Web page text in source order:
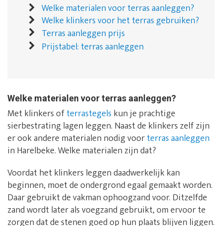
Welke materialen voor terras aanleggen?
Welke klinkers voor het terras gebruiken?
Terras aanleggen prijs
Prijstabel: terras aanleggen
Welke materialen voor terras aanleggen?
Met klinkers ofterrastegels kun je prachtige
sierbestrating lagen leggen. Naast de klinkers zelf zijn
er ook andere materialen nodig voorterras aanleggen
in Harelbeke. Welke materialen zijn dat?
Voordat het klinkers leggen daadwerkelijk kan
beginnen, moet de ondergrond egaal gemaakt worden.
Daar gebruikt de vakman ophoogzand voor. Ditzelfde
zand wordt later als voegzand gebruikt, om ervoor te
zorgen dat de stenen goed op hun plaats blijven liggen.